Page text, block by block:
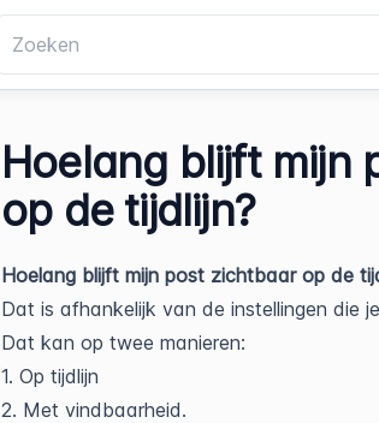
Hoelang blijft mijn
op de tijdlijn?
Hoelang blijft mijn post zichtbaar op de
Dat is afhankelijk van de instellingen die
Dat kan op twee manieren:
1. Op tijdlijn
2. Met vindbaarheid.